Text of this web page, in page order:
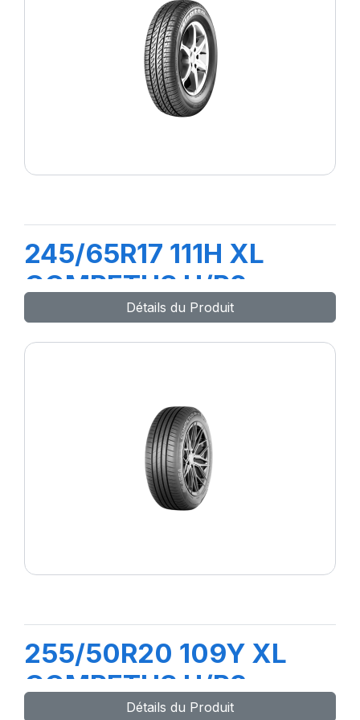
245/65R17 111H XL
COMPETUS H/P2
Détails du Produit
255/50R20 109Y XL
COMPETUS H/P3
Détails du Produit